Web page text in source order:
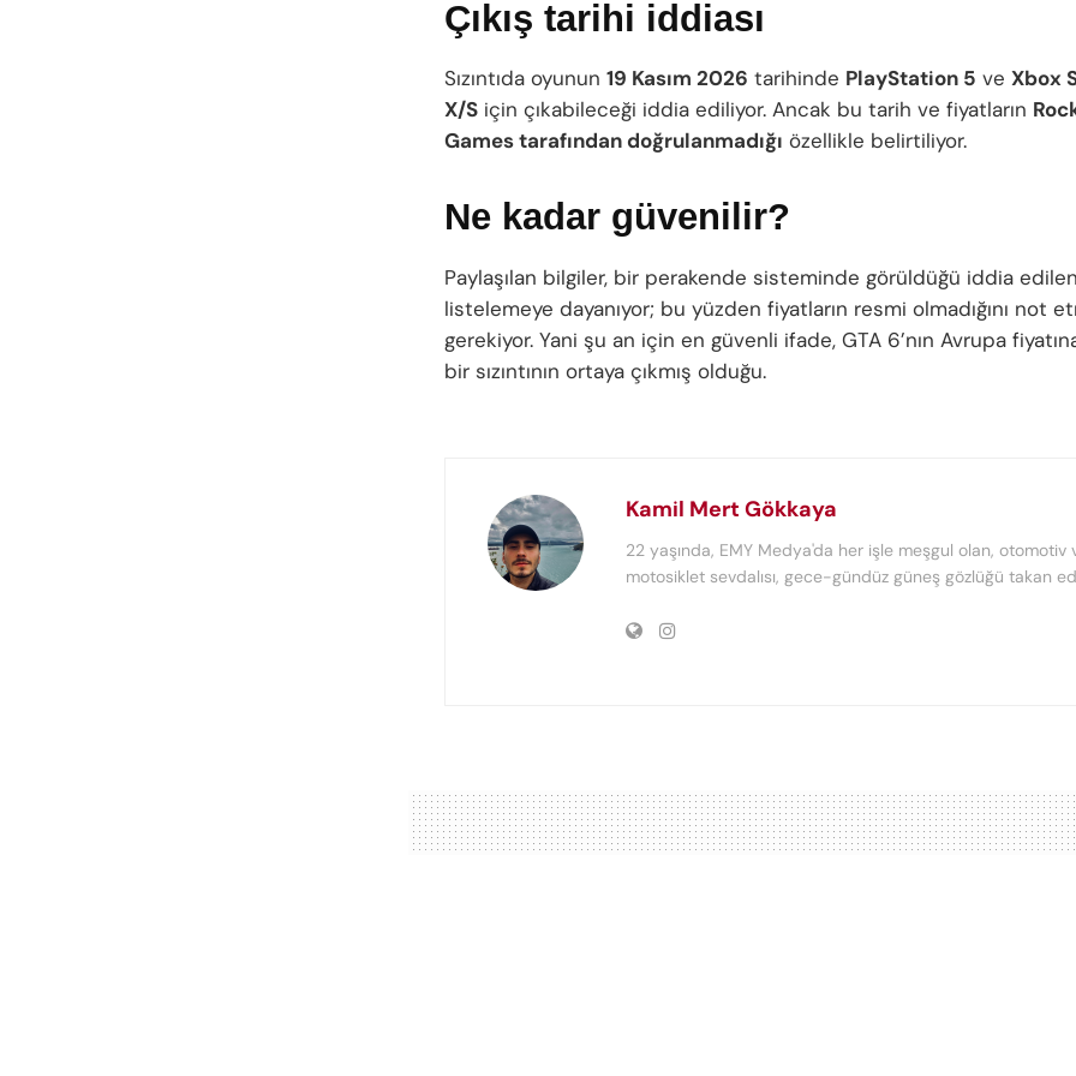
Çıkış tarihi iddiası
Sızıntıda oyunun 19 Kasım 2026 tarihinde PlayStation 5 ve Xbox
X/S için çıkabileceği iddia ediliyor. Ancak bu tarih ve fiyatların
Games tarafından doğrulanmadığı özellikle belirtiliyor.
Ne kadar güvenilir?
Paylaşılan bilgiler, bir perakende sisteminde görüldüğü iddia edilen
listelemeye dayanıyor; bu yüzden fiyatların resmi olmadığını not
gerekiyor. Yani şu an için en güvenli ifade, GTA 6’nın Avrupa
bir sızıntının ortaya çıkmış olduğu.
Kamil Mert Gökkaya
22 yaşında, EMY Medya'da her işle meşgul olan, otomotiv
motosiklet sevdalısı, gece-gündüz güneş gözlüğü takan